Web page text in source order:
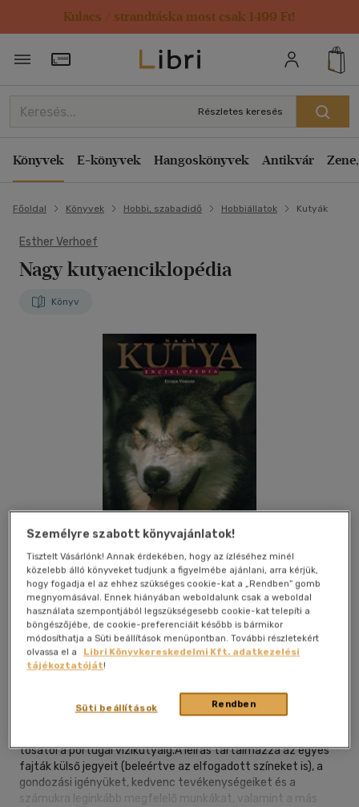
Kulacs / strandtáska most csak 1499 Ft!
Törzsvásárlói Kártya adatai
Részletes keresés
Könyvek E-könyvek Hangoskönyvek Antikvár
Főoldal Könyvek Hobbi, szabadidő Hobbiállatok Kutyák
Esther Verhoef
Nagy kutyaenciklopédia
Könyv
Kívánságlistához adom Megosztom
Glória Kiadó Kft.|
A könyvben részletes ismertetés található szinte minden
tosától a portugál vízikutyáig.A leírás tartalmazza az egyes
fajták külső jegyeit (beleértve az elfogadott színeket is), a
gondozási igényüket, kedvenc tevékenységeiket és a
számukra leginkább megfelelő munkákat, valamint a más
Személyre szabott könyvajánlatok!
Tisztelt Vásárlónk! Annak érdekében, hogy az ízléséhez minél
közelebb álló könyveket tudjunk a figyelmébe ajánlani, arra kérjük,
hogy fogadja el az ehhez szükséges cookie-kat a „Rendben” gomb
megnyomásával. Ennek hiányában weboldalunk csak a weboldal
használata szempontjából legszükségesebb cookie-kat telepíti a
böngészőjébe, de cookie-preferenciáit később is bármikor
módosíthatja a Süti beállítások menüpontban. További részletekért
olvassa el a
Libri Könyvkereskedelmi Kft. adatkezelési
tájékoztatóját!
Rendben
Süti beállítások